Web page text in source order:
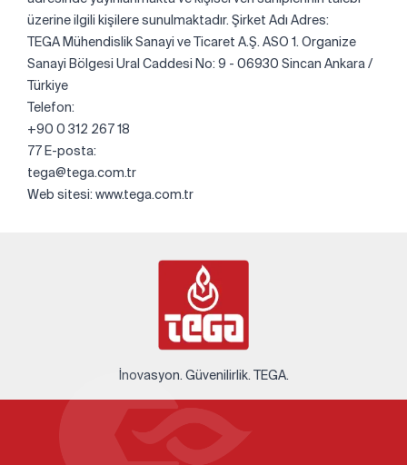
üzerine ilgili kişilere sunulmaktadır. Şirket Adı Adres:
TEGA Mühendislik Sanayi ve Ticaret A.Ş. ASO 1. Organize
Sanayi Bölgesi Ural Caddesi No: 9 - 06930 Sincan Ankara /
Türkiye
Telefon:
+90 0 312 267 18
77 E-posta:
tega@tega.com.tr
Web sitesi: www.tega.com.tr
İnovasyon. Güvenilirlik. TEGA.